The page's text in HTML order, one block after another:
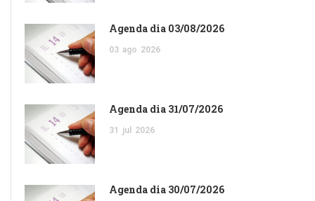
Agenda dia 03/08/2026
03 ago 2026
Agenda dia 31/07/2026
31 jul 2026
Agenda dia 30/07/2026